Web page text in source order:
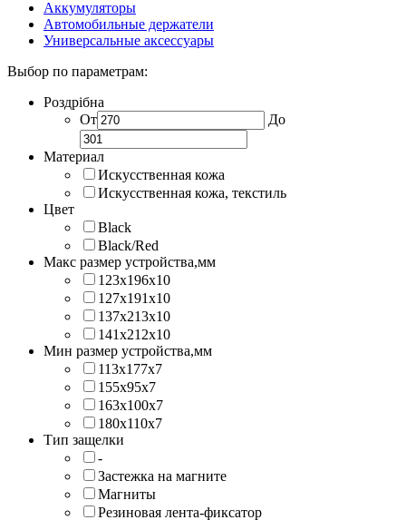
Аккумуляторы
Автомобильные держатели
Универсальные аксессуары
Выбор по параметрам:
Роздрібна
От
До
Материал
Искусственная кожа
Искусственная кожа, текстиль
Цвет
Black
Black/Red
Макс размер устройства,мм
123х196х10
127х191х10
137х213х10
141х212х10
Мин размер устройства,мм
113x177x7
155x95x7
163x100x7
180x110x7
Тип защелки
-
Застежка на магните
Магниты
Резиновая лента-фиксатор